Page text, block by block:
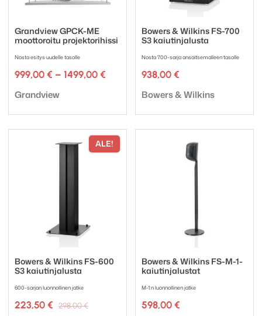
Grandview GPCK-ME
moottoroitu projektorihissi
Nosta esitys uudelle tasolle
999,00 € – 1499,00 € Hintaluokka:
Tuotemerkki:
Grandview
Bowers & Wilkins FS-700
S3 kaiutinjalusta
Nosta 700-sarja ansaitsemalleen tasolle
938,00 €
Tuotemerkki:
Bowers & Wilkins
ALE!
Bowers & Wilkins FS-600
S3 kaiutinjalusta
600-sarjan luonnollinen jatke
298,00€Alkuperäinen
223,50 €
Nykyinen
Bowers & Wilkins FS-M-1-
kaiutinjalustat
M-1:n luonnollinen jatke
598,00 €